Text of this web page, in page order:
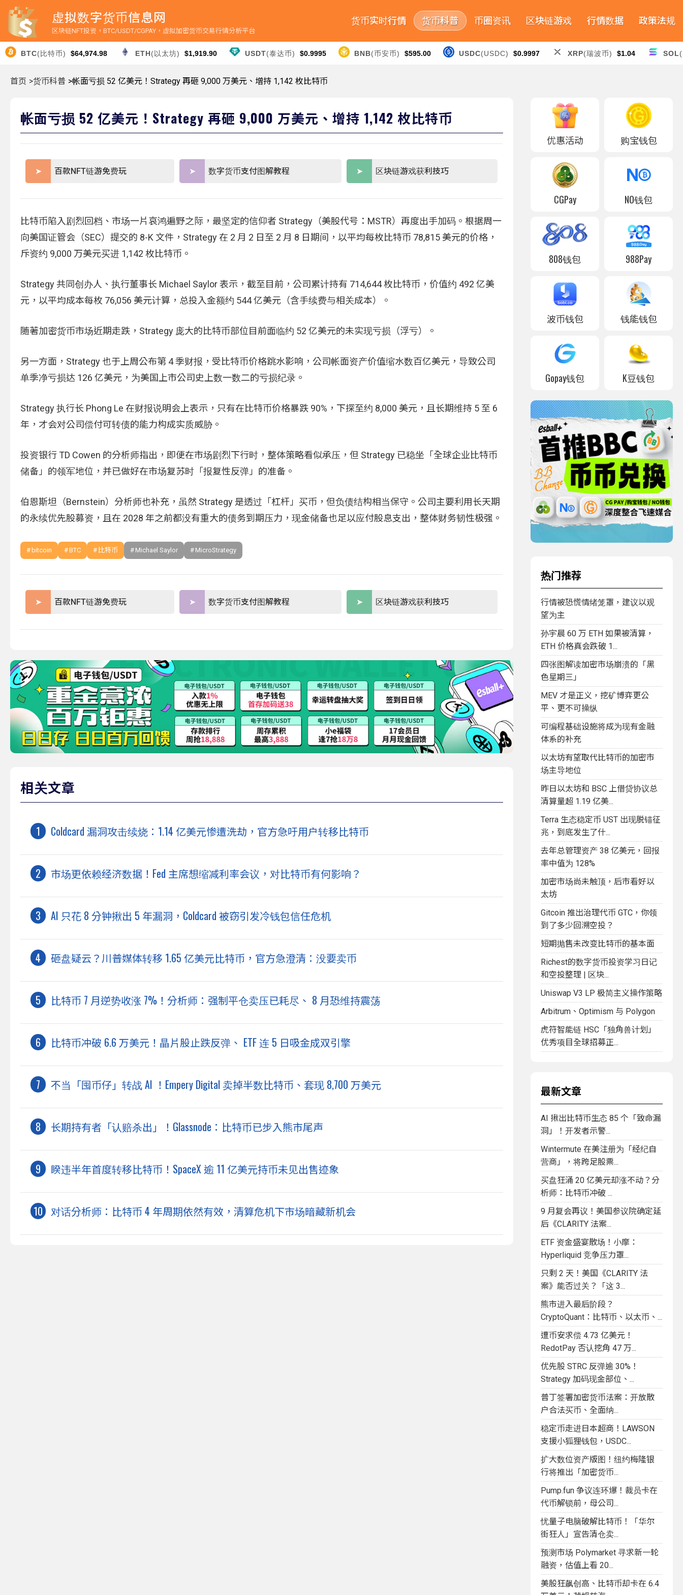
虚拟数字货币信息网
区块链NFT投资，BTC/USDT/CGPAY，虚拟加密货币交易行情分析平台
货币实时行情 货币科普 币圈资讯 区块链游戏 行情数据 政策法规
BTC(比特币) $64,974.98 ETH(以太坊) $1,919.90 USDT(泰达币) $0.9995 BNB(币安币) $595.00 USDC(USDC) $0.9997 XRP(瑞波币) $1.04 SOL
首页 >货币科普 >帐面亏损 52 亿美元！Strategy 再砸 9,000 万美元、增持 1,142 枚比特币
帐面亏损 52 亿美元！Strategy 再砸 9,000 万美元、增持 1,142 枚比特币
百款NFT链游免费玩 数字货币支付图解教程 区块链游戏获利技巧
比特币陷入剧烈回档、市场一片哀鸿遍野之际，最坚定的信仰者 Strategy（美股代号：MSTR）再度出手加码。根据周一
向美国证管会（SEC）提交的 8-K 文件，Strategy 在 2 月 2 日至 2 月 8 日期间，以平均每枚比特币 78,815 美元的价格，
斥资约 9,000 万美元买进 1,142 枚比特币。
Strategy 共同创办人、执行董事长 Michael Saylor 表示，截至目前，公司累计持有 714,644 枚比特币，价值约 492 亿美
元，以平均成本每枚 76,056 美元计算，总投入金额约 544 亿美元（含手续费与相关成本）。
随著加密货币市场近期走跌，Strategy 庞大的比特币部位目前面临约 52 亿美元的未实现亏损（浮亏）。
另一方面，Strategy 也于上周公布第 4 季财报，受比特币价格跳水影响，公司帐面资产价值缩水数百亿美元，导致公司
单季净亏损达 126 亿美元，为美国上市公司史上数一数二的亏损纪录。
Strategy 执行长 Phong Le 在财报说明会上表示，只有在比特币价格暴跌 90%，下探至约 8,000 美元，且长期维持 5 至 6
年，才会对公司偿付可转债的能力构成实质威胁。
投资银行 TD Cowen 的分析师指出，即便在市场剧烈下行时，整体策略看似承压，但 Strategy 已稳坐「全球企业比特币
储备」的领军地位，并已做好在市场复苏时「报复性反弹」的准备。
伯恩斯坦（Bernstein）分析师也补充，虽然 Strategy 是透过「杠杆」买币，但负债结构相当保守。公司主要利用长天期
的永续优先股募资，且在 2028 年之前都没有重大的债务到期压力，现金储备也足以应付股息支出，整体财务韧性极强。
bitcoin BTC 比特币 Michael Saylor MicroStrategy
百款NFT链游免费玩 数字货币支付图解教程 区块链游戏获利技巧
相关文章
Coldcard 漏洞攻击续烧：1.14 亿美元惨遭洗劫，官方急吁用户转移比特币
市场更依赖经济数据！Fed 主席想缩减利率会议，对比特币有何影响？
AI 只花 8 分钟揪出 5 年漏洞，Coldcard 被窃引发冷钱包信任危机
砸盘疑云？川普媒体转移 1.65 亿美元比特币，官方急澄清：没要卖币
比特币 7 月逆势收涨 7%！分析师：强制平仓卖压已耗尽、 8 月恐维持震荡
比特币冲破 6.6 万美元！晶片股止跌反弹、 ETF 连 5 日吸金成双引擎
不当「囤币仔」转战 AI ！Empery Digital 卖掉半数比特币、套现 8,700 万美元
长期持有者「认赔杀出」！Glassnode：比特币已步入熊市尾声
睽违半年首度转移比特币！SpaceX 逾 11 亿美元持币未见出售迹象
对话分析师：比特币 4 年周期依然有效，清算危机下市场暗藏新机会
优惠活动 购宝钱包
CGPay NO钱包
808钱包 988Pay
波币钱包 钱能钱包
Gopay钱包 K豆钱包
热门推荐
行情被恐慌情绪笼罩，建议以观
望为主
孙宇晨 60 万 ETH 如果被清算，
ETH 价格真会跌破 1...
四张图解读加密市场崩溃的「黑
色星期三」
MEV 才是正义，挖矿博弈更公
平、更不可操纵
可编程基础设施将成为现有金融
体系的补充
以太坊有望取代比特币的加密市
场主导地位
昨日以太坊和 BSC 上借贷协议总
清算量超 1.19 亿美...
Terra 生态稳定币 UST 出现脱锚征
兆，到底发生了什...
去年总管理资产 38 亿美元，回报
率中值为 128%
加密市场尚未触顶，后市看好以
太坊
Gitcoin 推出治理代币 GTC，你领
到了多少回溯空投？
短期抛售未改变比特币的基本面
Richest的数字货币投资学习日记
和空投整理 | 区块...
Uniswap V3 LP 极简主义操作策略
Arbitrum、Optimism 与 Polygon
虎符智能链 HSC「独角兽计划」
优秀项目全球招募正...
最新文章
AI 揪出比特币生态 85 个「致命漏
洞」！开发者示警...
Wintermute 在美注册为「经纪自
营商」，将跨足股票...
买盘狂涌 20 亿美元却涨不动？分
析师：比特币冲破 ...
9 月复会再议！美国参议院确定延
后《CLARITY 法案...
ETF 资金盛宴散场！小摩：
Hyperliquid 竞争压力罩...
只剩 2 天！美国《CLARITY 法
案》能否过关？「这 3...
熊市进入最后阶段？
CryptoQuant：比特币、以太币、...
遭币安求偿 4.73 亿美元！
RedotPay 否认挖角 47 万...
优先股 STRC 反弹逾 30%！
Strategy 加码现金部位、...
普丁签署加密货币法案：开放散
户合法买币、全面纳...
稳定币走进日本超商！LAWSON
支援小狐狸钱包，USDC...
扩大数位资产版图！纽约梅隆银
行将推出「加密货币...
Pump.fun 争议连环爆！裁员卡在
代币解锁前，母公司...
忧量子电脑破解比特币！「华尔
街狂人」宣告清仓卖...
预测市场 Polymarket 寻求新一轮
融资，估值上看 20...
美股狂飙创高、比特币却卡在 6.4